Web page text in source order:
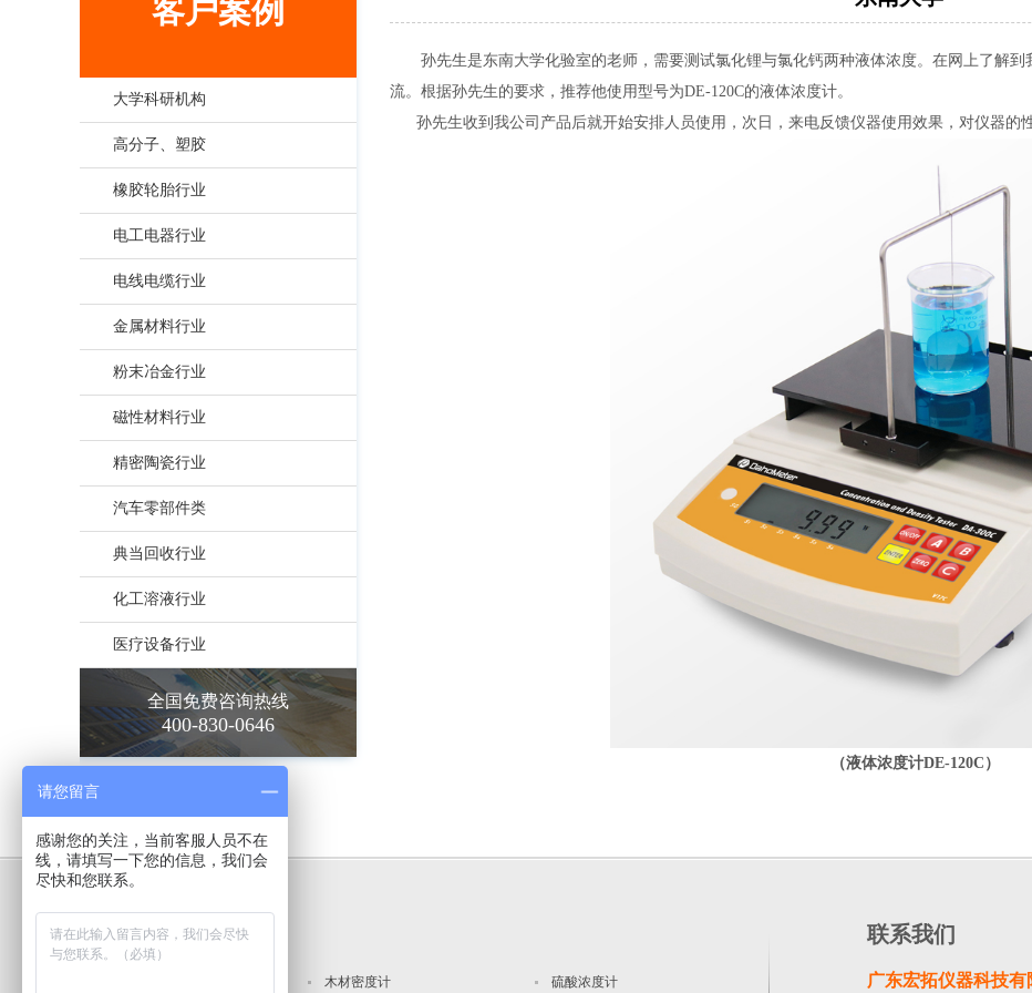
客户案例
大学科研机构
高分子、塑胶
橡胶轮胎行业
电工电器行业
电线电缆行业
金属材料行业
粉末冶金行业
磁性材料行业
精密陶瓷行业
汽车零部件类
典当回收行业
化工溶液行业
医疗设备行业
全国免费咨询热线
400-830-0646
孙先生是东南大学化验室的老师，需要测试氯化锂与氯化钙两种液体浓度。在网上了解
流。根据孙先生的要求，推荐他使用型号为DE-120C的液体浓度计。
孙先生收到我公司产品后就开始安排人员使用，次日，来电反馈仪器使用效果，对仪器的性
（液体浓度计DE-120C）
达宏美拓产品精选
木材密度计 硫酸浓度计
联系我们
广东宏拓仪器科技有
请您留言
感谢您的关注，当前客服人员不在
线，请填写一下您的信息，我们会
尽快和您联系。